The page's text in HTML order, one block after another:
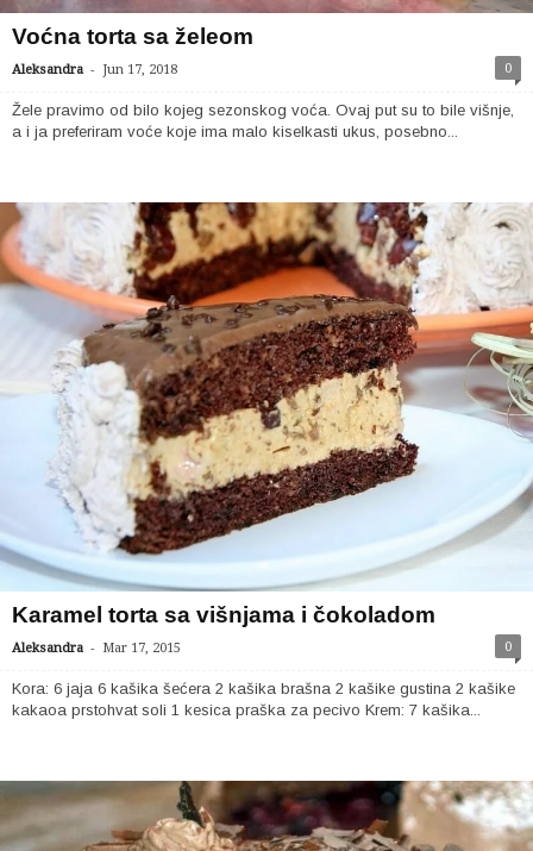
Voćna torta sa želeom
Aleksandra - Jun 17, 2018 0
Žele pravimo od bilo kojeg sezonskog voća. Ovaj put su to bile višnje,
a i ja preferiram voće koje ima malo kiselkasti ukus, posebno...
Karamel torta sa višnjama i čokoladom
Aleksandra - Mar 17, 2015 0
Kora: 6 jaja 6 kašika šećera 2 kašika brašna 2 kašike gustina 2 kašike
kakaoa prstohvat soli 1 kesica praška za pecivo Krem: 7 kašika...